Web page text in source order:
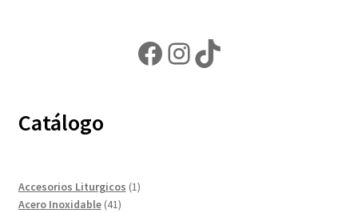
Facebook
Instagram
TikTok
Catálogo
Accesorios Liturgicos 11
Acero Inoxidable 4141